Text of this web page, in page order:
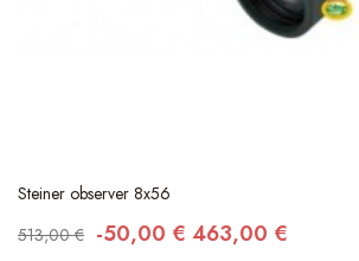
Steiner observer 8x56
513,00 € -50,00 € 463,00 €